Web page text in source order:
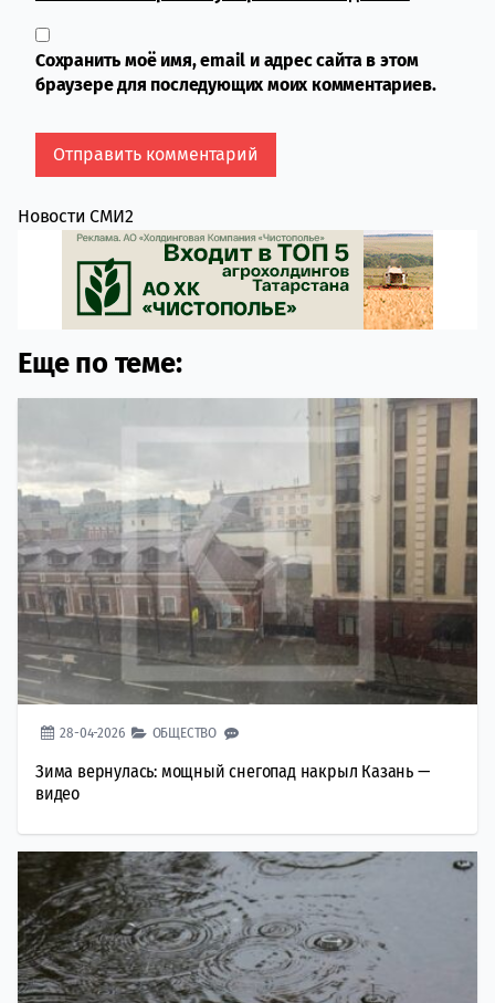
Сохранить моё имя, email и адрес сайта в этом
браузере для последующих моих комментариев.
Новости СМИ2
Еще по теме:
28-04-2026 ОБЩЕСТВО
Зима вернулась: мощный снегопад накрыл Казань —
видео